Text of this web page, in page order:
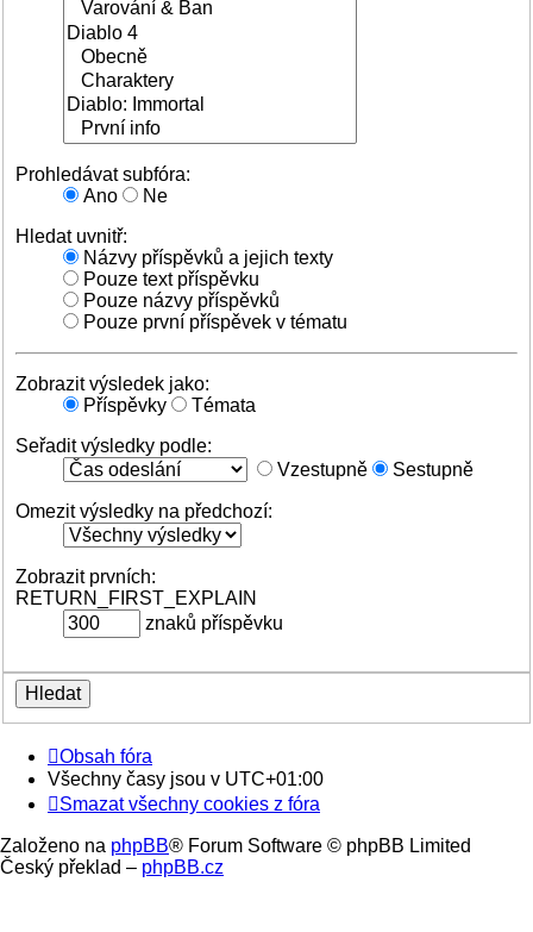
Prohledávat subfóra:
Ano
Ne
Hledat uvnitř:
Názvy příspěvků a jejich texty
Pouze text příspěvku
Pouze názvy příspěvků
Pouze první příspěvek v tématu
Zobrazit výsledek jako:
Příspěvky
Témata
Seřadit výsledky podle:
Vzestupně
Sestupně
Omezit výsledky na předchozí:
Zobrazit prvních:
RETURN_FIRST_EXPLAIN
znaků příspěvku
Obsah fóra
Všechny časy jsou v UTC+01:00
Smazat všechny cookies z fóra
Založeno na phpBB® Forum Software © phpBB Limited
Český překlad – phpBB.cz